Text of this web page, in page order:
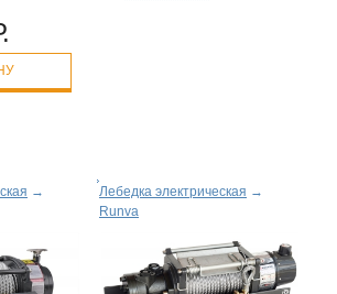
→
Лебедка электрическая →
Runva